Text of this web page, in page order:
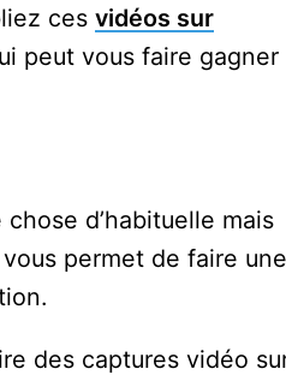
ces vidéos sur
peut vous faire gagner
d’habituelle mais
permet de faire une
des captures vidéo